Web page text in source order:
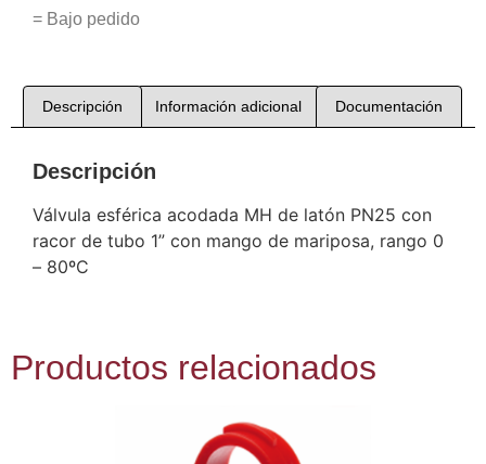
= Bajo pedido
Descripción Información adicional Documentación
Descripción
Válvula esférica acodada MH de latón PN25 con
racor de tubo 1” con mango de mariposa, rango 0
– 80ºC
Productos relacionados